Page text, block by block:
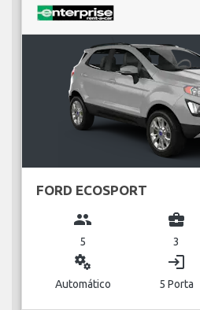
FORD ECOSPORT
group
5
business_center
3
miscellaneous_services
Automático
login
5 Porta